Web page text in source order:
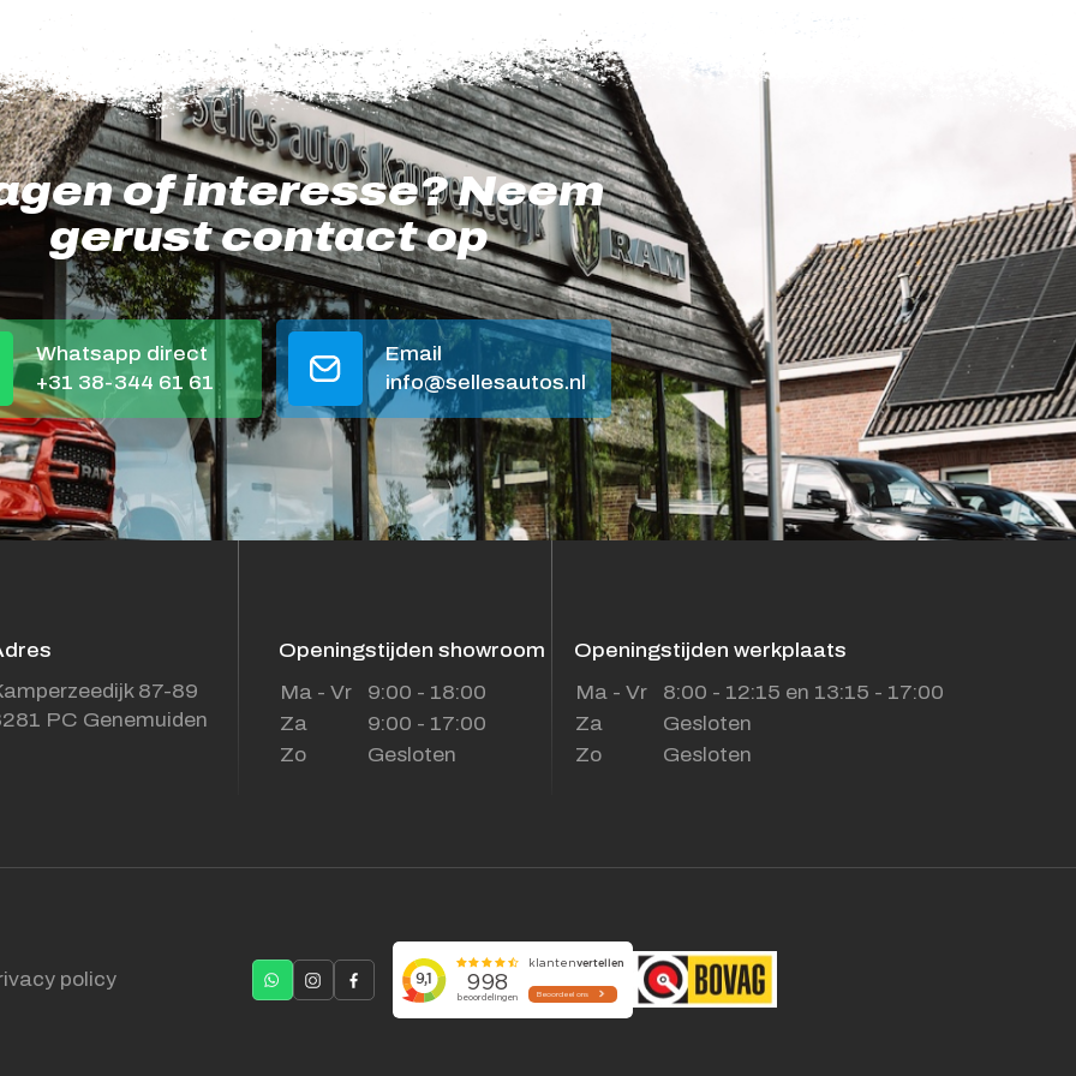
of interesse? Neem
gerust contact op
Whatsapp direct
+31 38-344 61 61
Email
info@sellesautos.nl
87-89
PC Genemuiden
Openingstijden showroom
Ma - Vr
9:00 - 18:00
Za
9:00 - 17:00
Zo
Gesloten
Openingstijden werkplaats
Ma - Vr
8:00 - 12:15 en 13:15 - 17:00
Za
Gesloten
Zo
Gesloten
policy